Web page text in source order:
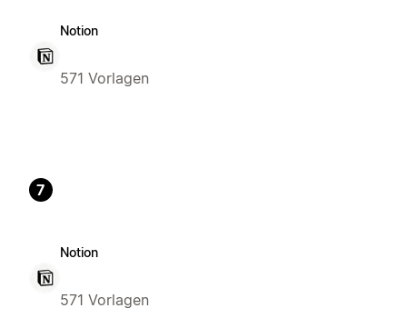
Notion
571 Vorlagen
7
Notion
571 Vorlagen